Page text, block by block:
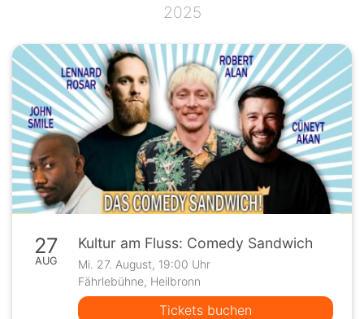
2025
27
AUG
Kultur am Fluss: Comedy Sandwich
Mi. 27. August, 19:00 Uhr
Fährlebühne, Heilbronn
Tickets buchen